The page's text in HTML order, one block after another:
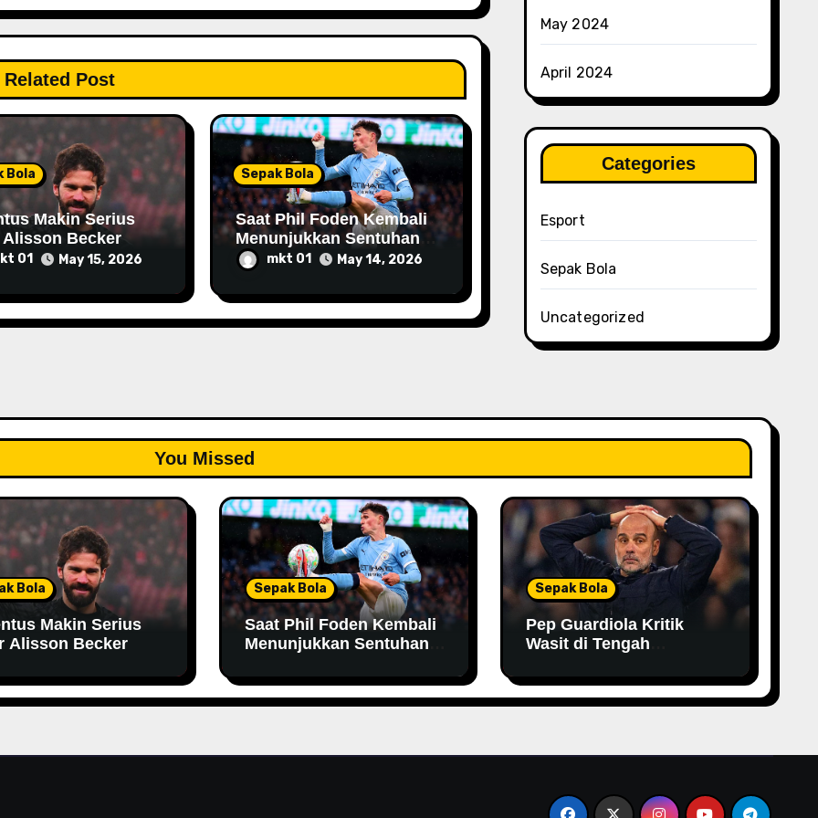
Related Post
Bola
Makin Serius
Alisson Becker
01 May 15, 2026
Sepak Bola
Saat Phil Foden Kembali
Menunjukkan Sentuhan
Magisnya Bersama
Manchester City
mkt 01 May 14, 2026
May 2024
April 2024
Categories
Esport
Sepak Bola
Uncategorized
You Missed
Bola
Makin Serius
Alisson Becker
Sepak Bola
Saat Phil Foden Kembali
Menunjukkan Sentuhan
Manchester City
Sepak Bola
Pep Guardiola Kritik
Wasit di Tengah
Tegaskan City Tak Bisa
Bergantung pada VAR